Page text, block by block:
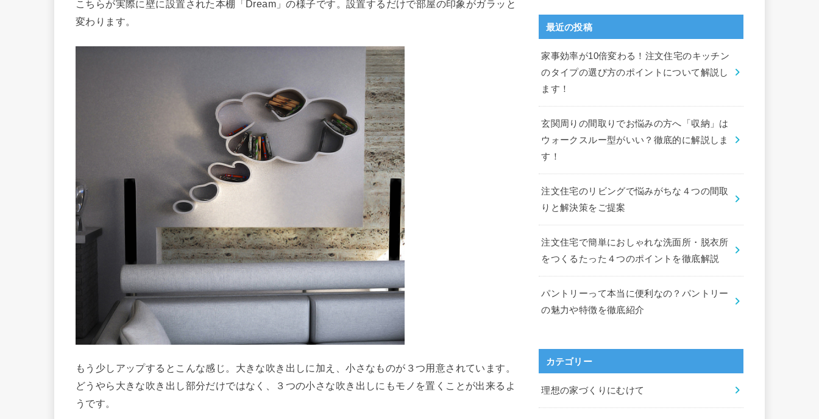
こちらが実際に壁に設置された本棚「Dream」の様子です。設置するだけで部屋の印象がガラッと
変わります。
もう少しアップするとこんな感じ。大きな吹き出しに加え、小さなものが３つ用意されています。
どうやら大きな吹き出し部分だけではなく、３つの小さな吹き出しにもモノを置くことが出来るよ
うです。
最近の投稿
家事効率が10倍変わる！注文住宅のキッチン
のタイプの選び方のポイントについて解説し
ます！
玄関周りの間取りでお悩みの方へ「収納」は
ウォークスルー型がいい？徹底的に解説しま
す！
注文住宅のリビングで悩みがちな４つの間取
りと解決策をご提案
注文住宅で簡単におしゃれな洗面所・脱衣所
をつくるたった４つのポイントを徹底解説
パントリーって本当に便利なの？パントリー
の魅力や特徴を徹底紹介
カテゴリー
理想の家づくりにむけて